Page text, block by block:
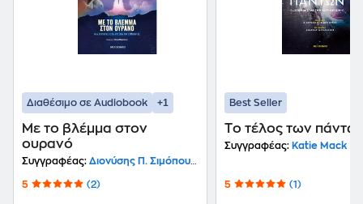
Διαθέσιμο σε Audiobook +1
Με το βλέμμα στον
ουρανό
Συγγραφέας: Διονύσης Π. Σιμόπουλος
5 (2)
Best Seller
Τo τέλος των
Συγγραφέας: Katie Mack
5 (1)